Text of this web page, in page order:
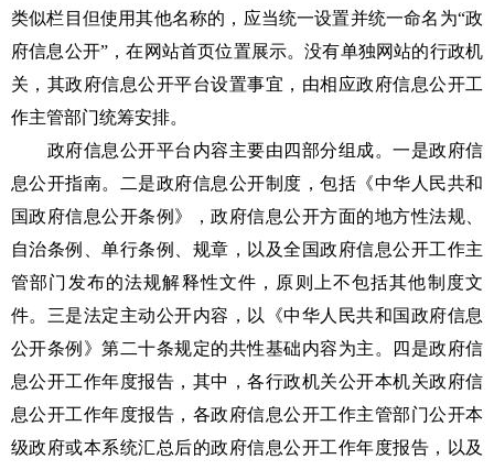
类似栏目但使用其他名称的，应当统一设置并统一命名为“政
府信息公开”，在网站首页位置展示。没有单独网站的行政机
关，其政府信息公开平台设置事宜，由相应政府信息公开工
作主管部门统筹安排。
政府信息公开平台内容主要由四部分组成。一是政府信
息公开指南。二是政府信息公开制度，包括《中华人民共和
国政府信息公开条例》，政府信息公开方面的地方性法规、
自治条例、单行条例、规章，以及全国政府信息公开工作主
管部门发布的法规解释性文件，原则上不包括其他制度文
件。三是法定主动公开内容，以《中华人民共和国政府信息
公开条例》第二十条规定的共性基础内容为主。四是政府信
息公开工作年度报告，其中，各行政机关公开本机关政府信
息公开工作年度报告，各政府信息公开工作主管部门公开本
级政府或本系统汇总后的政府信息公开工作年度报告，以及